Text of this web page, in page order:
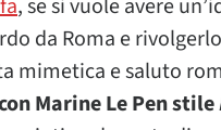
, se si vuole avere
da Roma e
mimetica e saluto
Marine Le Pen stile